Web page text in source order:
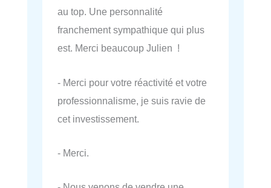
au top. Une personnalité
franchement sympathique qui plus
est. Merci beaucoup Julien !
- Merci pour votre réactivité et votre
professionnalisme, je suis ravie de
cet investissement.
- Merci.